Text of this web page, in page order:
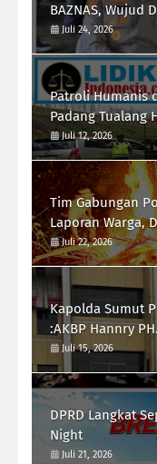
BAZNAS, Wujud
Pemberdayaan
Juli 24, 2026
Patroli Humanis
Padang Tualang
Keselamatan
Juli 12, 2026
Tim Gabungan
Laporan Warga,
Gunaan
Juli 22, 2026
Kapolda Sumut
:AKBP Hannry
Menjabat
Juli 15, 2026
DPRD Langkat
Night
Juli 21, 2026